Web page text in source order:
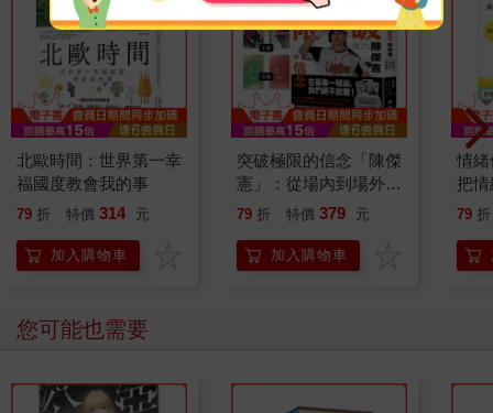
北歐時間：世界第一幸
福國度教會我的事
79 折 特價 314 元
加入購物車
突破極限的信念「陳傑
憲」：從場內到場外，
台灣隊長全力以赴的堅
「日常私服小卡組」）
79 折 特價 379 元
加入購物車
情
把
誰
79 折
您可能也需要